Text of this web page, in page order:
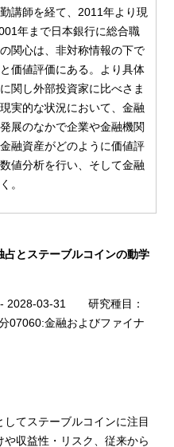
講師を経て、2011年より現
年まで日本銀行に総合職
関心は、非対称情報の下で
価値評価にある。より具体
関し外部投資家に比べさま
実的な状況において、金融
展のなかで企業や金融機関
融資産がどのように価値評
値分析を行い、そして金融
。
とステーブルコインの動学
- 2028-03-31 研究種目：
金融およびファイナ
てステーブルコインに注目
収益性・リスク、従来から